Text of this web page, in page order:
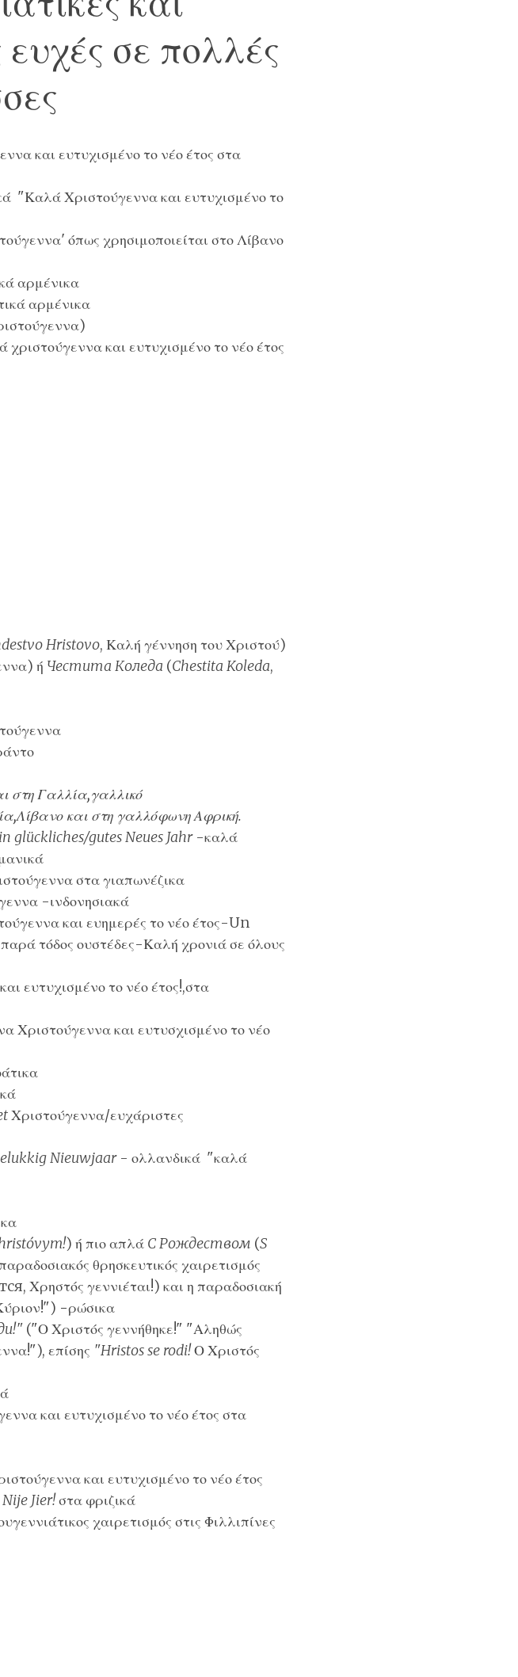
σε πολλές
και ευτυχισμένο το νέο έτος στα
"Καλά Χριστούγεννα και ευτυχισμένο το
όπως χρησιμοποιείται στο Λίβανο
αρμένικα
αρμένικα
και ευτυχισμένο το νέο έτος
Hristovo, Καλή γέννηση του Χριστού)
ή Честита Коледа (Chestita Koleda,
στηΓαλλία,γαλλικό
και στη γαλλόφωνη Αφρική.
glückliches/gutes Neues Jahr-καλά
σταγιαπωνέζικα
-ινδονησιακά
και ευημερές το νέο έτος-Un
τόδος ουστέδες-Καλή χρονιά σε όλους
ευτυχισμένο το νέο έτος!,στα
Χριστούγεννα και ευτυσχισμένο το νέο
Χριστούγεννα/ευχάριστες
Nieuwjaar- ολλανδικά "καλά
) ή πιο απλά С Рождеством (S
θρησκευτικός χαιρετισμός
Χρηστός γεννιέται!) και η παραδοσιακή
-ρώσικα
("Ο Χριστός γεννήθηκε!" "Αληθώς
επίσης "Hristos se rodi!Ο Χριστός
και ευτυχισμένο το νέο έτος στα
και ευτυχισμένο το νέο έτος
Jier!σταφριζικά
χαιρετισμός στις Φιλλιπίνες